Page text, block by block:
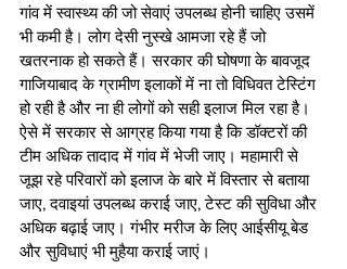
गांव में स्वास्थ्य की जो सेवाएं उपलब्ध होनी चाहिए उसमें
भी कमी है। लोग देसी नुस्खे आमजा रहे हैं जो
खतरनाक हो सकते हैं। सरकार की घोषणा के बावजूद
गाजियाबाद के ग्रामीण इलाकों में ना तो विधिवत टेस्टिंग
हो रही है और ना ही लोगों को सही इलाज मिल रहा है।
ऐसे में सरकार से आग्रह किया गया है कि डॉक्टरों की
टीम अधिक तादाद में गांव में भेजी जाए। महामारी से
जूझ रहे परिवारों को इलाज के बारे में विस्तार से बताया
जाए, दवाइयां उपलब्ध कराई जाए, टेस्ट की सुविधा और
अधिक बढ़ाई जाए। गंभीर मरीज के लिए आईसीयू बेड
और सुविधाएं भी मुहैया कराई जाएं।